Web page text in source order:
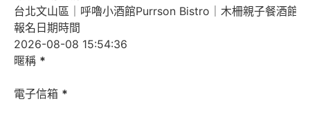
報名日期時間
暱稱 *
電子信箱 *